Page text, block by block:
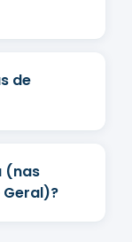
de
(nas